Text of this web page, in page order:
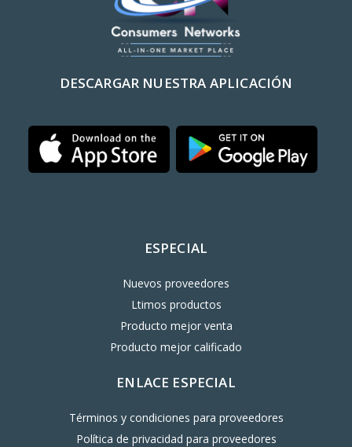
DESCARGAR NUESTRA APLICACIÓN
ESPECIAL
Nuevos proveedores
Ltimos productos
Producto mejor venta
Producto mejor calificado
ENLACE ESPECIAL
Términos y condiciones para proveedores
Política de privacidad para proveedores